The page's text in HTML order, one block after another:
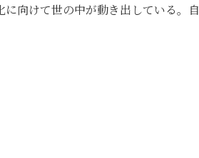
向けて世の中が動き出している。自